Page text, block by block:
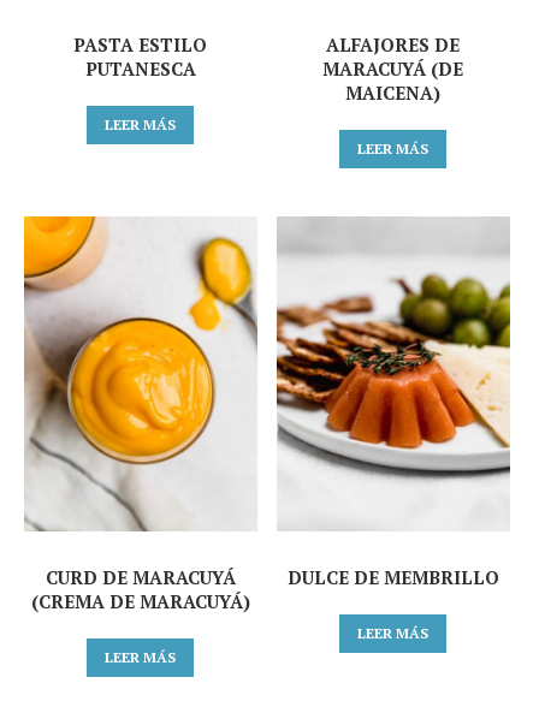
PASTA ESTILO
PUTANESCA
LEER MÁS
ALFAJORES DE
MARACUYÁ (DE
MAICENA)
LEER MÁS
CURD DE MARACUYÁ
(CREMA DE MARACUYÁ)
LEER MÁS
DULCE DE MEMBRILLO
LEER MÁS